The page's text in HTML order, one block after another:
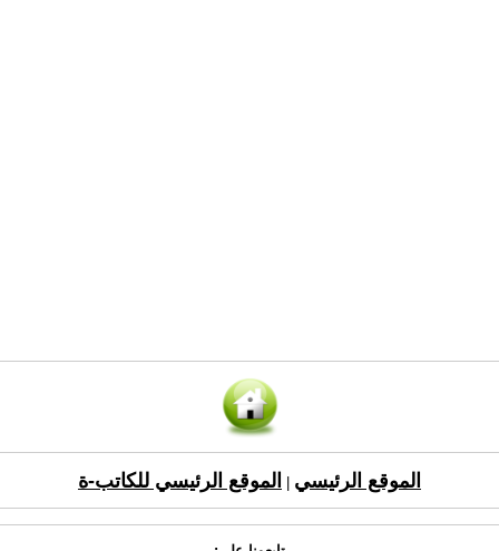
الموقع الرئيسي الموقع الرئيسي للكاتب-ة